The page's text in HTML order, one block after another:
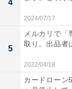
「用心と懐疑を
YouTubeが
世界のVR市場は
4
2024/07/17
5
メルカリで
取り。出品者
2022/04/18
カードローン